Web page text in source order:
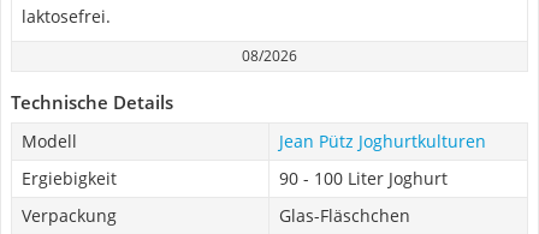
laktosefrei.
08/2026
Technische Details
Modell
Jean Pütz Joghurtkulturen
Ergiebigkeit
90 - 100 Liter Joghurt
Verpackung
Glas-Fläschchen